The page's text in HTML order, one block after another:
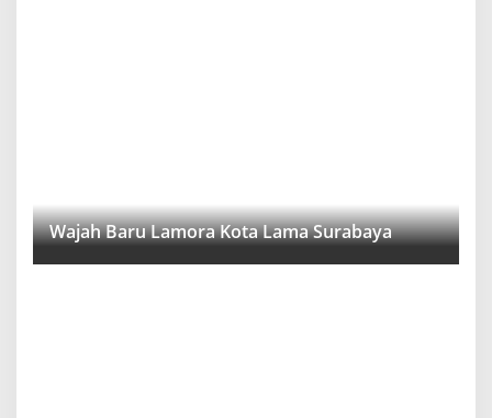
Wajah Baru Lamora Kota Lama Surabaya